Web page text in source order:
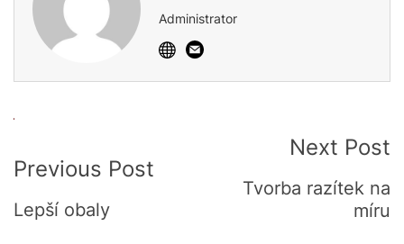
Administrator
Navigation
Previous Post
Lepší obaly
Next Post
Tvorba razítek na
míru